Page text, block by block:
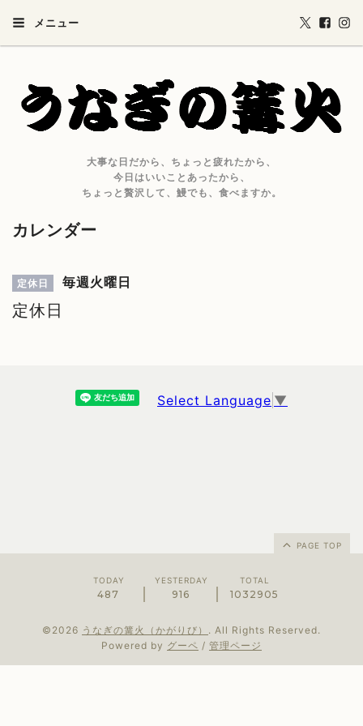
メニュー
大事な日だから、ちょっと疲れたから、
今日はいいことあったから、
ちょっと贅沢して、鰻でも、食べますか。
カレンダー
定休日 毎週火曜日
定休日
Select Language ▼
PAGE TOP
TODAY
487
YESTERDAY
916
TOTAL
1032905
©2026 うなぎの篝火（かがりび） . All Rights Reserved.
Powered by グーペ / 管理ページ